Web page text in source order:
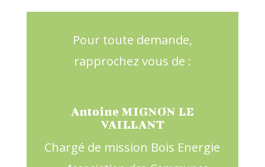
Pour toute demande,
rapprochez vous de :
Antoine MIGNON LE
VAILLANT
Chargé de mission Bois Energie